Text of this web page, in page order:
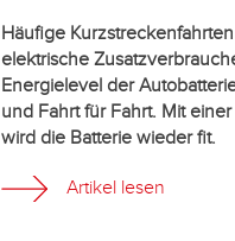
Häufige
elektrische
Energielevel der
und Fahrt für Fahrt. Mit
wird die Batterie wieder fit.
Artikel lesen